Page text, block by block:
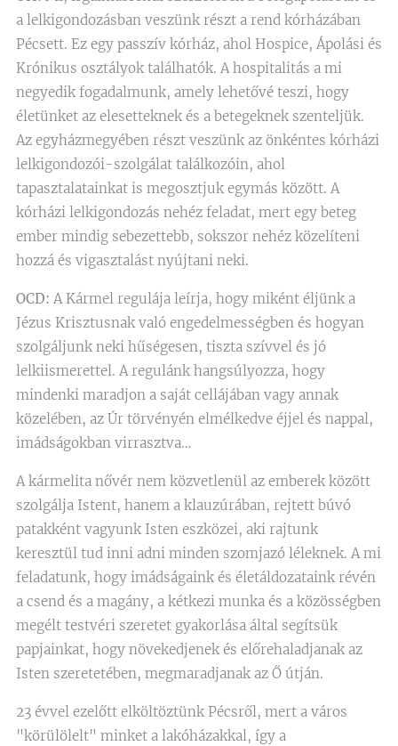
a lelkigondozásban veszünk részt a rend kórházában
Pécsett. Ez egy passzív kórház, ahol Hospice, Ápolási és
Krónikus osztályok találhatók. A hospitalitás a mi
negyedik fogadalmunk, amely lehetővé teszi, hogy
életünket az elesetteknek és a betegeknek szenteljük.
Az egyházmegyében részt veszünk az önkéntes kórházi
lelkigondozói-szolgálat találkozóin, ahol
tapasztalatainkat is megosztjuk egymás között. A
kórházi lelkigondozás nehéz feladat, mert egy beteg
ember mindig sebezettebb, sokszor nehéz közelíteni
hozzá és vigasztalást nyújtani neki.
OCD: A Kármel regulája leírja, hogy miként éljünk a
Jézus Krisztusnak való engedelmességben és hogyan
szolgáljunk neki hűségesen, tiszta szívvel és jó
lelkiismerettel. A regulánk hangsúlyozza, hogy
mindenki maradjon a saját cellájában vagy annak
közelében, az Úr törvényén elmélkedve éjjel és nappal,
imádságokban virrasztva…
A kármelita nővér nem közvetlenül az emberek között
szolgálja Istent, hanem a klauzúrában, rejtett búvó
patakként vagyunk Isten eszközei, aki rajtunk
keresztül tud inni adni minden szomjazó léleknek. A mi
feladatunk, hogy imádságaink és életáldozataink révén
a csend és a magány, a kétkezi munka és a közösségben
megélt testvéri szeretet gyakorlása által segítsük
papjainkat, hogy növekedjenek és előrehaladjanak az
Isten szeretetében, megmaradjanak az Ő útján.
23 évvel ezelőtt elköltöztünk Pécsről, mert a város
"körülölelt" minket a lakóházakkal, így a